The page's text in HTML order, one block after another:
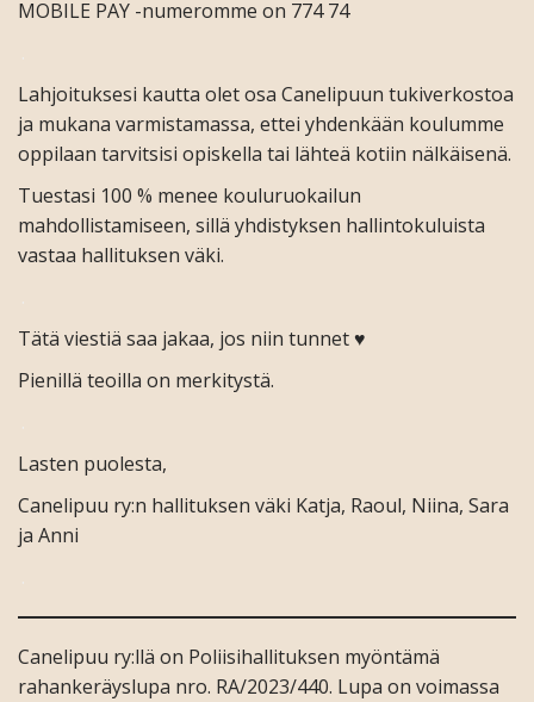
MOBILE PAY -numeromme on 774 74
.
Lahjoituksesi kautta olet osa Canelipuun tukiverkostoa
ja mukana varmistamassa, ettei yhdenkään koulumme
oppilaan tarvitsisi opiskella tai lähteä kotiin nälkäisenä.
Tuestasi 100 % menee kouluruokailun
mahdollistamiseen, sillä yhdistyksen hallintokuluista
vastaa hallituksen väki.
.
Tätä viestiä saa jakaa, jos niin tunnet ♥
Pienillä teoilla on merkitystä.
.
Lasten puolesta,
Canelipuu ry:n hallituksen väki Katja, Raoul, Niina, Sara
ja Anni
.
Canelipuu ry:llä on Poliisihallituksen myöntämä
rahankeräyslupa nro. RA/2023/440. Lupa on voimassa